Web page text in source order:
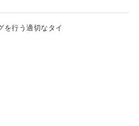
を行う適切なタイ